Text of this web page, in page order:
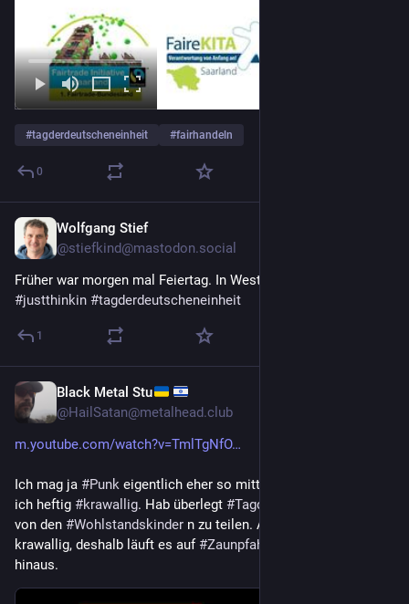
#tagderdeutscheneinheit #fairhandeln
0
Wolfgang Stief
@stiefkind@mastodon.social
#justthinkin #tagderdeutscheneinheit
1
Black Metal Stu
@HailSatan@metalhead.club
m.youtube.com/watch?v=TmlTgNfO
Ich mag ja #Punk eigentlich eher so mittel. Aber gerade bin
ich heftig #krawallig. Hab überlegt #TagderdeutschenEinheit
von den #Wohlstandskinder n zu teilen. Aber dafür bin ich zu
krawallig, deshalb läuft es auf #Zaunpfahl
hinaus.